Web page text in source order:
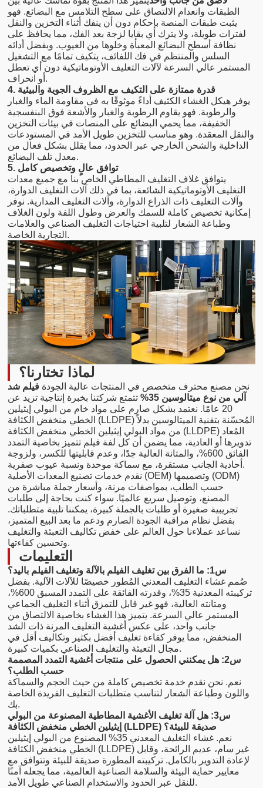
الطبقات وانعدام الالتصاق على سطح التلامس مع البضائع. فهو
يثبت طبقات المنصة بإحكام دون أن ينفك أثناء التخزين والنقل
لفترات طويلة، ولا يترك أي بقايا لزجة بعد الفك، مما يحافظ على
نظافة أسطح البضائع المعبأة وخلوها من العيوب. وبفضل أدائه
السلس والمنتظم في فك اللفائف، يتكيف تمامًا مع التشغيل
المستمر عالي السرعة لآلات التغليف الأوتوماتيكية دون أي تعطل
أو انحراف.
4. قدرة ممتازة على التكيف مع الظروف الجوية والبيئية
يوفر هيكل الغشاء الكثيف أداءً موثوقًا به في مقاومة الماء والغبار
والرطوبة. فهو يقاوم الرطوبة والغبار والأشعة فوق البنفسجية
الخفيفة، مما يحمي البضائع على المنصات في بيئات التخزين
والنقل المعقدة. وهو مناسب للتخزين طويل الأمد في المستودعات
الداخلية والشحن الخارجي عبر الحدود، مما يقلل بشكل فعال من
معدل تلف البضائع.
5. توافق عالٍ وتخصيص كامل
يتوافق غلاف التغليف المطاطي الخاص بنا مع جميع معدات
التغليف الأوتوماتيكية الشائعة، بما في ذلك آلات التغليف الدوارة،
وآلات التغليف ذات الذراع الدوارة، وآلات التغليف المدارية. نوفر
إمكانية تخصيص كاملة للسمك والعرض وطول اللفة ولون الغلاف
وطباعة الشعار لتلبية احتياجات التغليف الصناعي والعلامات
التجارية الخاصة.
لماذا تختارنا؟
نحن مصنع محترف متخصص في المنتجات عالية الجودة فيلم شد
آلي من نوع ميتالوسين 35%
تتمتع شركتنا بخبرة إنتاجية تزيد عن
20 عامًا. نعتمد بشكل صارم على مواد خام من البولي إيثيلين
الخطي منخفض الكثافة (LLDPE) المُحسّنة بتقنية الميتالوسين بدلاً
من مواد البولي إيثيلين الخطي منخفض الكثافة (LLDPE) المُعاد
تدويرها أو العادية، مما يضمن أن كل لفة فيلم تتميز بخاصية التمدد
الفائق 600%، والمتانة العالية جدًا، وعدم قابليتها للكسر، ولزوجة
أحادية الجانب مستقرة، مع سماكة موحدة ونسبة عيوب صفرية.
نقدم خدمات تصنيع المعدات الأصلية (OEM) وتصميمها (ODM)
حسب الطلب، بمواصفات مرنة، وأسعار جملة مباشرة من
المصنع، وتوصيل سريع عالميًا. سواء كنت بحاجة إلى طلبات
تجريبية صغيرة أو طلبات بالجملة كبيرة، يمكننا تلبية متطلباتك.
بفضل نظام مراقبة الجودة الصارم ودعم ما بعد البيع المتميز،
نساعد عملاءنا حول العالم على خفض تكاليف التعبئة والتغليف
وتحسين كفاءتها.
التعليمات
س1: ما الفرق بين تغليف الفيلم بالآلة وتغليف الفيلم باليد؟
صُمم غشاء التغليف المعدني المُطور خصيصًا للآلات الآلية. بفضل
تركيبته المعدنية 35%، وقدرته الفائقة على التمدد المسبق 600%،
ومتانته العالية، فهو غير قابل للتمزق أثناء التغليف الجماعي
المستمر عالي السرعة. يتميز هذا الغشاء بخاصية الالتصاق من
جانب واحد، على عكس أغشية التغليف المرنة ذات الشد
المنخفض، مما يوفر كفاءة تغليف أفضل بكثير وتكاليف أقل في
مجال التعبئة والتغليف الصناعي بكميات كبيرة.
س2: هل يمكنني الحصول على منتجات أغشية التمدد المصممة
حسب الطلب؟
نعم. نحن نقدم خدمة تخصيص كاملة من حيث الحجم والسماكة
واللون وطباعة الشعار لتناسب متطلبات التغليف الفريدة الخاصة
بك.
س3: هل آلة تغليف الأغشية المطاطية المصنوعة من البولي
إيثيلين الخطي منخفض الكثافة (LLDPE) صديقة للبيئة؟
نعم. غشاء التغليف المعدني 35% المصنوع من البولي إيثيلين
الخطي منخفض الكثافة (LLDPE) غير سام، عديم الرائحة، وقابل
لإعادة التدوير بالكامل. تركيبته المطورة صديقة للبيئة وتتوافق مع
معايير حماية البيئة والسلامة الصناعية العالمية، مما يجعله آمنًا
للنقل عبر الحدود والاستخدام الصناعي طويل الأمد.